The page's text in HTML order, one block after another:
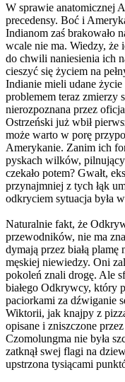
W sprawie anatomicznej
precedensy. Boć i
Indianom zaś brakowało
wcale nie ma. Wiedzy, że
do chwili naniesienia ich
cieszyć się życiem na
Indianie mieli udane
problemem teraz zmierzy
nierozpoznana przez
Ostrzeński już wbił
może warto w porę
Amerykanie. Zanim ich
pyskach wilków,
czekało potem? Gwałt,
przynajmniej z tych łąk
odkryciem sytuacja była
Naturalnie fakt, że
przewodników, nie ma
dymają przez białą plamę
męskiej niewiedzy. Oni
pokoleń znali drogę. Ale
białego Odkrywcy, który
paciorkami za dźwiganie
Wiktorii, jak knajpy z
opisane i zniszczone
Czomolungma nie była
zatknął swej flagi na
upstrzona tysiącami